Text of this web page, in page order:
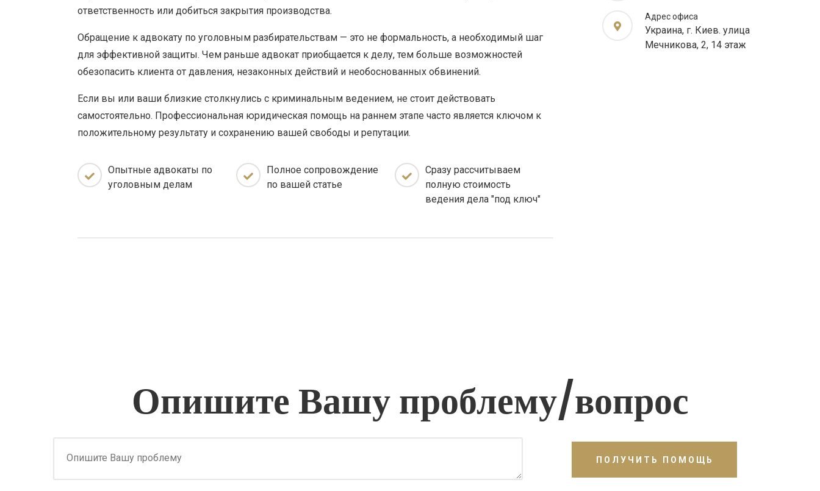
ответственность или добиться закрытия производства.
Обращение к адвокату по уголовным разбирательствам — это не формальность, а необходимый шаг
для эффективной защиты. Чем раньше адвокат приобщается к делу, тем больше возможностей
обезопасить клиента от давления, незаконных действий и необоснованных обвинений.
Если вы или ваши близкие столкнулись с криминальным ведением, не стоит действовать
самостоятельно. Профессиональная юридическая помощь на раннем этапе часто является ключом к
положительному результату и сохранению вашей свободы и репутации.
Опытные адвокаты по
уголовным делам
Полное сопровождение
по вашей статье
Сразу рассчитываем
полную стоимость
ведения дела "под ключ"
Адрес офиса
Украина, г. Киев. улица
Мечникова, 2, 14 этаж
Опишите Вашу проблему/вопрос
ПОЛУЧИТЬ ПОМОЩЬ